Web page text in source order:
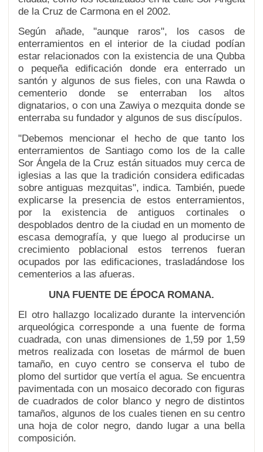
de la Cruz de Carmona en el 2002.
Según añade, "aunque raros", los casos de
enterramientos en el interior de la ciudad podían
estar relacionados con la existencia de una Qubba
o pequeña edificación donde era enterrado un
santón y algunos de sus fieles, con una Rawda o
cementerio donde se enterraban los altos
dignatarios, o con una Zawiya o mezquita donde se
enterraba su fundador y algunos de sus discípulos.
"Debemos mencionar el hecho de que tanto los
enterramientos de Santiago como los de la calle
Sor Ángela de la Cruz están situados muy cerca de
iglesias a las que la tradición considera edificadas
sobre antiguas mezquitas", indica. También, puede
explicarse la presencia de estos enterramientos,
por la existencia de antiguos cortinales o
despoblados dentro de la ciudad en un momento de
escasa demografía, y que luego al producirse un
crecimiento poblacional estos terrenos fueran
ocupados por las edificaciones, trasladándose los
cementerios a las afueras.
UNA FUENTE DE ÉPOCA ROMANA.
El otro hallazgo localizado durante la intervención
arqueológica corresponde a una fuente de forma
cuadrada, con unas dimensiones de 1,59 por 1,59
metros realizada con losetas de mármol de buen
tamaño, en cuyo centro se conserva el tubo de
plomo del surtidor que vertía el agua. Se encuentra
pavimentada con un mosaico decorado con figuras
de cuadrados de color blanco y negro de distintos
tamaños, algunos de los cuales tienen en su centro
una hoja de color negro, dando lugar a una bella
composición.